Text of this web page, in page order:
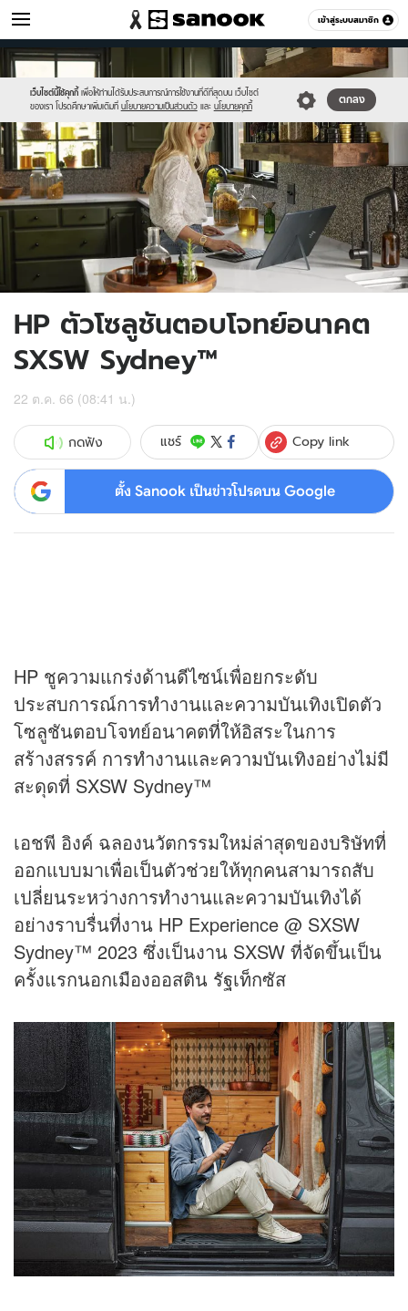
เข้าสู่ระบบสมาชิก
ไอที หมวดอื่นๆ
เว็บไซต์นี้ใช้คุกกี้ เพื่อให้ท่านได้รับประสบการณ์การใช้งานที่ดีที่สุดบน เว็บไซต์
ของเรา โปรดศึกษาเพิ่มเติมที่ นโยบายความเป็นส่วนตัว และ นโยบายคุกกี้
ตกลง
Sanook
//s.isanook.com/sr/0/images/logo-
new-
sanook.png
600
60
//s.isanook.com/hi/0/ud/318/1590895/ho.jpg
HP ตัวโซลูชันตอบโจทย์อนาคต
SXSW Sydney™
22 ต.ค. 66 (08:41 น.)
กดฟัง แชร์ Copy link
ตั้ง Sanook เป็นข่าวโปรดบน Google
HP ชูความแกร่งด้านดีไซน์เพื่อยกระดับ
ประสบการณ์การทำงานและความบันเทิงเปิดตัว
โซลูชันตอบโจทย์อนาคตที่ให้อิสระในการ
สร้างสรรค์ การทำงานและความบันเทิงอย่างไม่มี
สะดุดที่ SXSW Sydney™
เอชพี อิงค์ ฉลองนวัตกรรมใหม่ล่าสุดของบริษัทที่
ออกแบบมาเพื่อเป็นตัวช่วยให้ทุกคนสามารถสับ
เปลี่ยนระหว่างการทำงานและความบันเทิงได้
อย่างราบรื่นที่งาน HP Experience @ SXSW
Sydney™ 2023 ซึ่งเป็นงาน SXSW ที่จัดขึ้นเป็น
ครั้งแรกนอกเมืองออสติน รัฐเท็กซัส